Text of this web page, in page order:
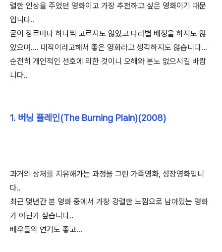
렬한 인상을 주었던 영화이고 가장 추천하고 싶은 영화이기 때문
입니다..
굳이 장르마다 하나씩 고르지도 않았고 나라별 배정을 하지도 않
았으며.... 대작이라고해서 좋은 영화라고 생각하지도 않습니다...
순전히 개인적인 선호에 의한 것이니 오해와 분노 없으시길 바랍
니다..
1. 버닝 플레인(The Burning Plain)(2008)
과거의 상처를 치유해가는 과정을 그린 가족영화, 성장영화입니
다..
최근 몇년간 본 영화 중에서 가장 강렬한 느낌으로 남아있는 영화
가 아닌가 싶습니다..
배우들의 연기도 좋고...